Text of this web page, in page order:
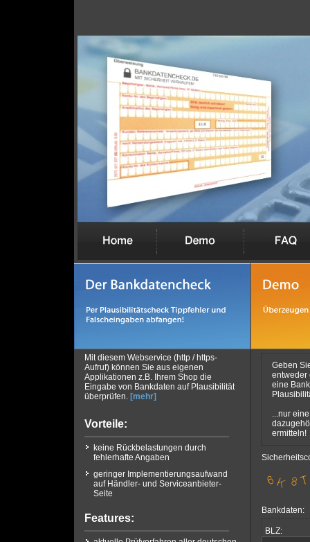
Mit diesem Webservice (http / https-
Aufruf) können Sie aus eigenen
Applikationen z.B. Ihrem Shop die
Eingabe von Bankdaten auf Plausibilität
überprüfen. [mehr]
Vorteile:
keine Rückbelastungen durch
fehlerhafte Angaben
geringer Implementierungsaufwand
auf Händler- und Serviceanbieter-
Seite
Features:
Geben
entweder
eine
...nur
ermitteln!
Bankdaten:
BLZ: